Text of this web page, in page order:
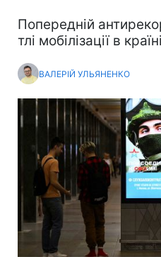
Попередній
тлі мобілізації в
ВАЛЕРІЙ УЛЬЯНЕНКО